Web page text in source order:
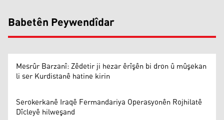
Babetên Peywendîdar
Mesrûr Barzanî: Zêdetir ji hezar êrîşên bi dron û mûşekan
li ser Kurdistanê hatine kirin
Serokerkanê Iraqê Fermandariya Operasyonên Rojhilatê
Dîcleyê hilweşand